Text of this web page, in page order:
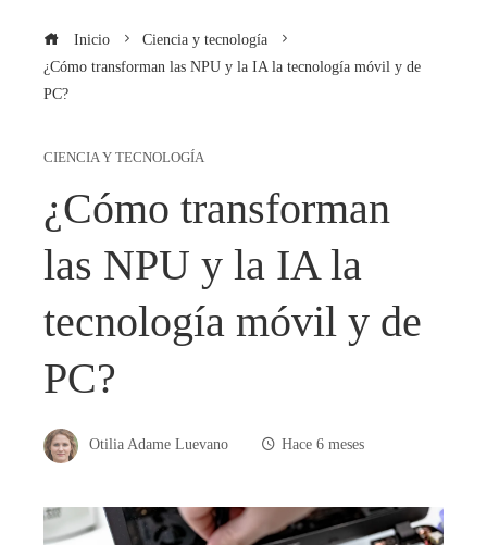
Inicio
Ciencia y tecnología
¿Cómo transforman las NPU y la IA la tecnología móvil y de
PC?
CIENCIA Y TECNOLOGÍA
¿Cómo transforman
las NPU y la IA la
tecnología móvil y de
PC?
Otilia Adame Luevano Hace 6 meses